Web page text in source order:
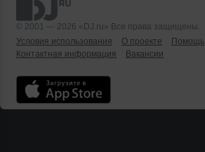
© 2001 — 2026 «DJ.ru» Все права защищены.
Условия использования
О проекте Помощь
Контактная информация
Вакансии